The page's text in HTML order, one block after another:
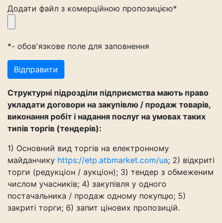
Додати файл з комерційною пропозицією*
*- обов'язкове поле для заповнення
Структурні підрозділи підприємства мають право
укладати договори на закупівлю / продаж товарів,
виконання робіт і надання послуг на умовах таких
типів торгів (тендерів):
1) Основний вид торгів на електронному
майданчику https://etp.atbmarket.com/ua; 2) відкриті
торги (редукціон / аукціон); 3) тендер з обмеженим
числом учасників; 4) закупівля у одного
постачальника / продаж одному покупцю; 5)
закриті торги; 6) запит цінових пропозицій.